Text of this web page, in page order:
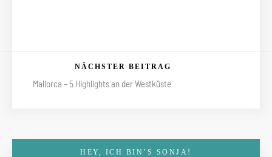
NÄCHSTER BEITRAG
Mallorca – 5 Highlights an der Westküste
HEY, ICH BIN’S SONJA!